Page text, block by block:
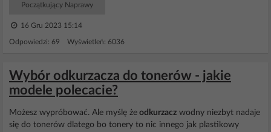
Początkujący Naprawy
16 Gru 2023 15:14
Odpowiedzi: 69 Wyświetleń: 6036
Wybór odkurzacza do tonerów - jakie
modele polecacie?
Możesz wypróbować. Ale myślę że odkurzacz wodny niezbyt nadaje
się do tonerów dlatego bo tonery to nic innego jak plastikowy